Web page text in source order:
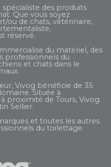
des produits
Que vous soyez
ou de chats, vétérinaire,
réservé.
du matériel, des
professionnels du
et chats dans le
Vivog bénéficie de 35
Située à
proximité de Tours, Vivog
Sellier.
et toutes les autres
du toilettage.